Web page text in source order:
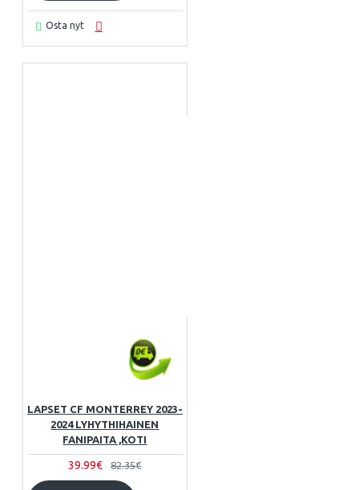
Osta nyt
LAPSET CF MONTERREY 2023-
2024 LYHYTHIHAINEN
FANIPAITA ,KOTI
39.99€ 82.35€